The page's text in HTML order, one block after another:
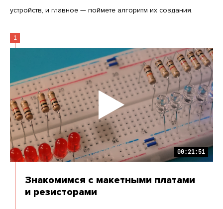
устройств, и главное — поймете алгоритм их создания.
1
00:21:51
Знакомимся с макетными платами
и резисторами